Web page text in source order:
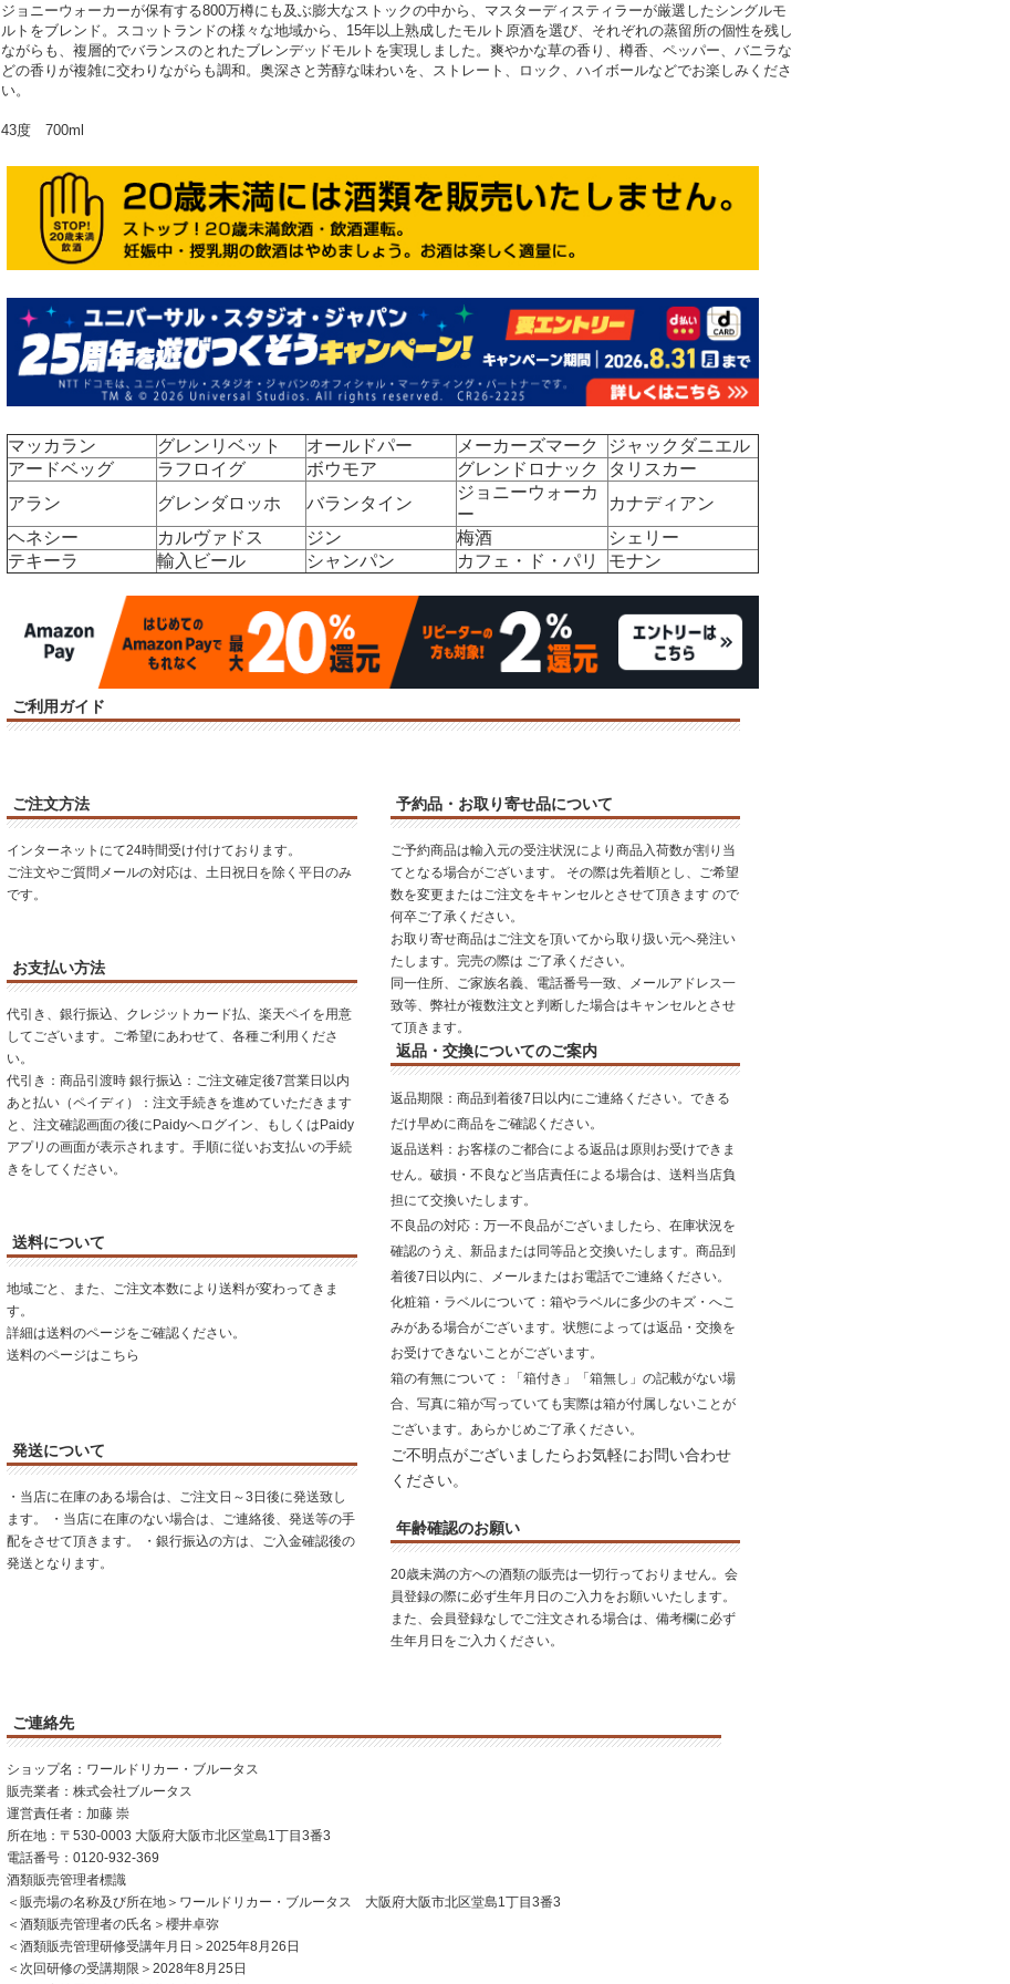
ジョニーウォーカーが保有する800万樽にも及ぶ膨大なストックの中から、マスターディスティラーが厳選したシングルモ
ルトをブレンド。スコットランドの様々な地域から、15年以上熟成したモルト原酒を選び、それぞれの蒸留所の個性を残し
ながらも、複層的でバランスのとれたブレンデッドモルトを実現しました。爽やかな草の香り、樽香、ペッパー、バニラな
どの香りが複雑に交わりながらも調和。奥深さと芳醇な味わいを、ストレート、ロック、ハイボールなどでお楽しみくださ
い。
43度 700ml
マッカラン グレンリベット オールドパー メーカーズマーク
ジャックダニエル
アードベッグ
ラフロイグ ボウモア グレンドロナック
タリスカー
アラン
グレンダロッホ バランタイン
ジョニーウォーカ
ー
カナディアン
ヘネシー
カルヴァドス ジン 梅酒
シェリー
テキーラ
輸入ビール シャンパン カフェ・ド・パリ モナン
ご利用ガイド
ご注文方法
インターネットにて24時間受け付けております。
ご注文やご質問メールの対応は、土日祝日を除く平日のみ
です。
お支払い方法
代引き、銀行振込、クレジットカード払、楽天ペイを用意
してございます。ご希望にあわせて、各種ご利用くださ
い。
代引き：商品引渡時 銀行振込：ご注文確定後7営業日以内
あと払い（ペイディ）：注文手続きを進めていただきます
と、注文確認画面の後にPaidyへログイン、もしくはPaidy
アプリの画面が表示されます。手順に従いお支払いの手続
きをしてください。
送料について
地域ごと、また、ご注文本数により送料が変わってきま
す。
詳細は送料のページをご確認ください。
送料のページはこちら
発送について
・当店に在庫のある場合は、ご注文日～3日後に発送致し
ます。 ・当店に在庫のない場合は、ご連絡後、発送等の手
配をさせて頂きます。 ・銀行振込の方は、ご入金確認後の
発送となります。
予約品・お取り寄せ品について
ご予約商品は輸入元の受注状況により商品入荷数が割り当
てとなる場合がございます。 その際は先着順とし、ご希望
数を変更またはご注文をキャンセルとさせて頂きます ので
何卒ご了承ください。
お取り寄せ商品はご注文を頂いてから取り扱い元へ発注い
たします。完売の際は ご了承ください。
同一住所、ご家族名義、電話番号一致、メールアドレス一
致等、弊社が複数注文と判断した場合はキャンセルとさせ
て頂きます。
返品・交換についてのご案内
返品期限 ：商品到着後7日以内にご連絡ください。できる
だけ早めに商品をご確認ください。
返品送料：お客様のご都合による返品は原則お受けできま
せん。破損・不良など当店責任による場合は、送料当店負
担にて交換いたします。
不良品の対応：万一不良品がございましたら、在庫状況を
確認のうえ、新品または同等品と交換いたします。商品到
着後7日以内に、メールまたはお電話でご連絡ください。
化粧箱・ラベルについて ：箱やラベルに多少のキズ・へこ
みがある場合がございます。状態によっては返品・交換を
お受けできないことがございます。
箱の有無について ：「箱付き」「箱無し」の記載がない場
合、写真に箱が写っていても実際は箱が付属しないことが
ございます。あらかじめご了承ください。
ご不明点がございましたらお気軽にお問い合わせ
ください。
年齢確認のお願い
20歳未満の方への酒類の販売は一切行っておりません。会
員登録の際に必ず生年月日のご入力をお願いいたします。
また、会員登録なしでご注文される場合は、備考欄に必ず
生年月日をご入力ください。
ご連絡先
ショップ名：ワールドリカー・ブルータス
販売業者：株式会社ブルータス
運営責任者：加藤 崇
所在地：〒530-0003 大阪府大阪市北区堂島1丁目3番3
電話番号：0120-932-369
酒類販売管理者標識
＜販売場の名称及び所在地＞ワールドリカー・ブルータス 大阪府大阪市北区堂島1丁目3番3
＜酒類販売管理者の氏名＞櫻井卓弥
＜酒類販売管理研修受講年月日＞2025年8月26日
＜次回研修の受講期限＞2028年8月25日